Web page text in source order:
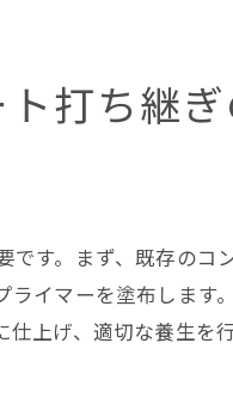
打ち継
す。まず、既存のコ
イマーを塗布します
上げ、適切な養生を